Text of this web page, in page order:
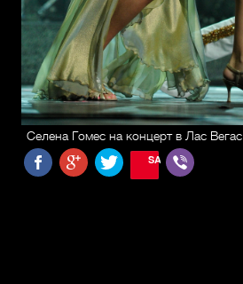
Селена Гомес на концерт в Лас Вегас
SAVE